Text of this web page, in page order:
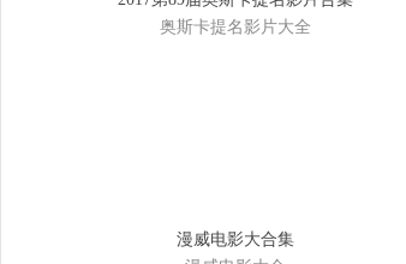
奥斯卡提名影片大全
漫威电影大合集